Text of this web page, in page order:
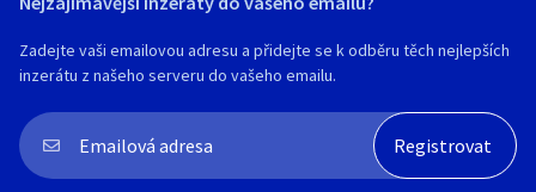
Zadejte vaši emailovou adresu a přidejte se k odběru těch nejlepších
inzerátu z našeho serveru do vašeho emailu.